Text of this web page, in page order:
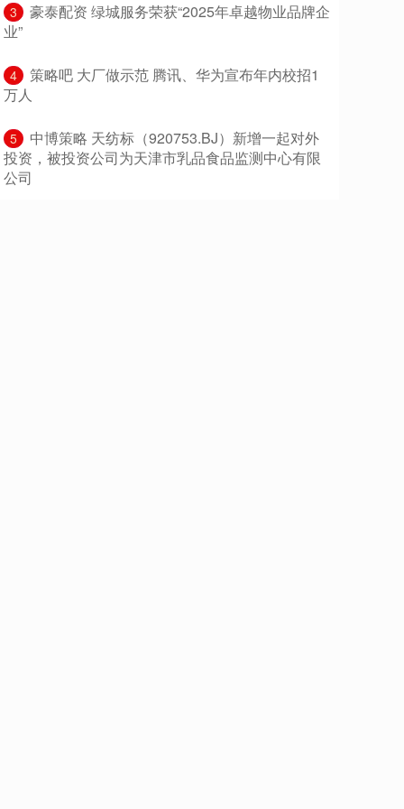
3
​豪泰配资 绿城服务荣获“2025年卓越物业品牌企
业”
4
​策略吧 大厂做示范 腾讯、华为宣布年内校招1
万人
5
​中博策略 天纺标（920753.BJ）新增一起对外
投资，被投资公司为天津市乳品食品监测中心有限
公司